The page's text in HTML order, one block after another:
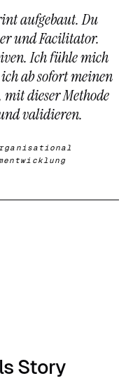
aufgebaut. Du
und Facilitator.
Ich fühle mich
ab sofort meinen
dieser Methode
validieren.
Story